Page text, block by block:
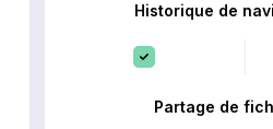
Historique de
Partage de